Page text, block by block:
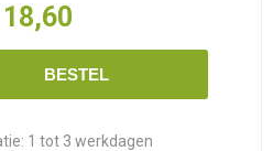
BESTEL
1 tot 3 werkdagen